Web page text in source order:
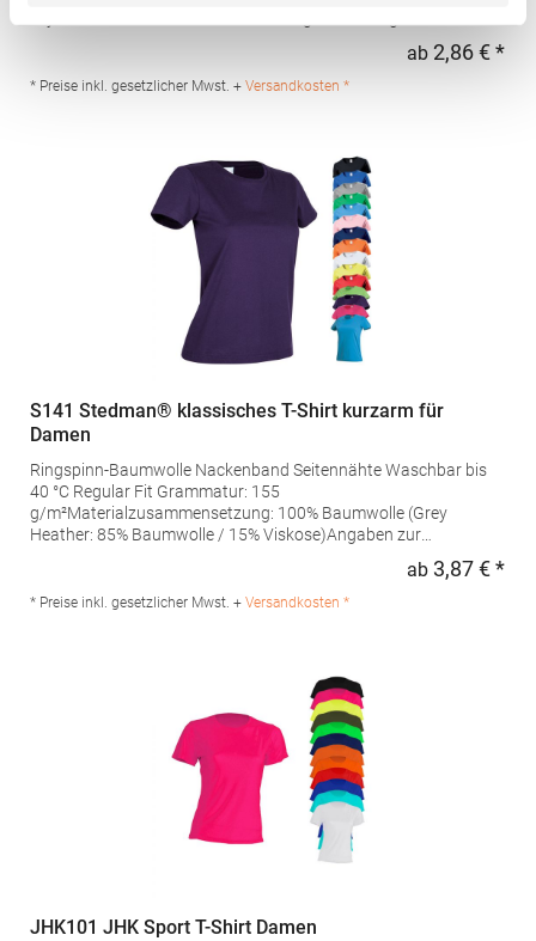
g/m²Materialzusammensetzung: 100% PolyesterAngaben zur
Produktsicherheit: Herst.-Nr.: CA0408 Hersteller: GORFACTORY
ab 2,86 € *
* Preise inkl. gesetzlicher Mwst. + Versandkosten *
S141 Stedman® klassisches T-Shirt kurzarm für
Damen
Ringspinn-Baumwolle Nackenband Seitennähte Waschbar bis
40 °C Regular Fit Grammatur: 155
g/m²Materialzusammensetzung: 100% Baumwolle (Grey
Heather: 85% Baumwolle / 15% Viskose)Angaben zur
info@stedman.eu
ab 3,87 € *
* Preise inkl. gesetzlicher Mwst. + Versandkosten *
JHK101 JHK Sport T-Shirt Damen